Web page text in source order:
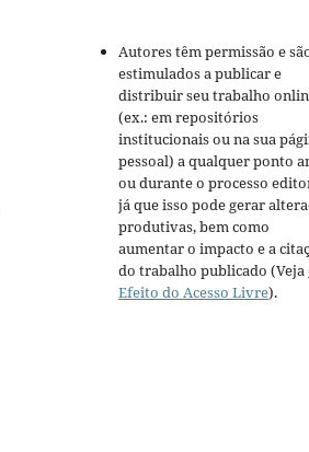
Autores têm permissão e
estimulados a publicar e
distribuir seu trabalho
(ex.: em repositórios
institucionais ou na sua
pessoal) a qualquer ponto
ou durante o processo
já que isso pode gerar
produtivas, bem como
aumentar o impacto e a
do trabalho publicado (Veja
Efeito do Acesso Livre).